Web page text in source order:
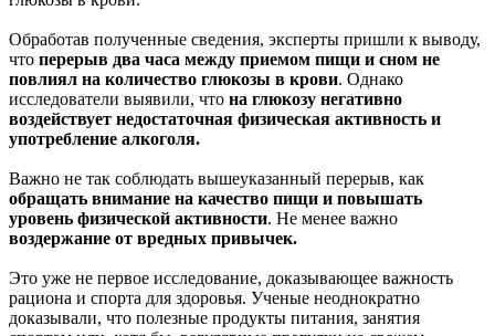
Обработав полученные сведения, эксперты пришли к выводу,
что перерыв два часа между приемом пищи и сном не
повлиял на количество глюкозы в крови. Однако
исследователи выявили, что на глюкозу негативно
воздействует недостаточная физическая активность и
употребление алкоголя.
Важно не так соблюдать вышеуказанный перерыв, как
обращать внимание на качество пищи и повышать
уровень физической активности. Не менее важно
воздержание от вредных привычек.
Это уже не первое исследование, доказывающее важность
рациона и спорта для здоровья. Ученые неоднократно
доказывали, что полезные продукты питания, занятия